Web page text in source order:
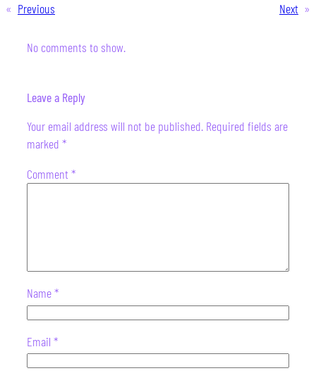
« Previous Next »
No comments to show.
Leave a Reply
Your email address will not be published. Required fields are
marked *
Comment *
Name*
Email *